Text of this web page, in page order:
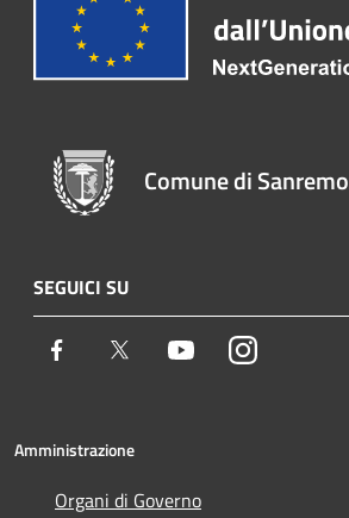
Comune di Sanremo
SEGUICI SU
Facebook Twitter YoutubeInstagram
Amministrazione
Organi di Governo